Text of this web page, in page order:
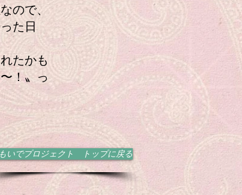
ので、
た日
たかも
！〟っ
いでプロジェクト トップに戻る